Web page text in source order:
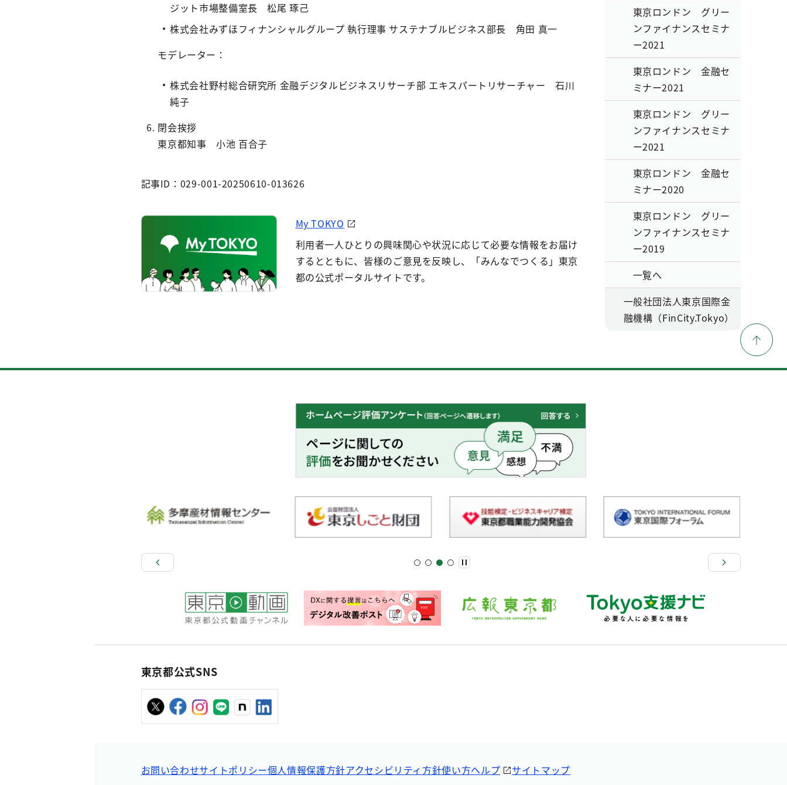
ジット市場整備室長 松尾 琢己
株式会社みずほフィナンシャルグループ 執行理事 サステナブルビジネス部⻑ 角田 真一
モデレーター：
株式会社野村総合研究所 金融デジタルビジネスリサーチ部 エキスパートリサーチャー 石川
純子
閉会挨拶
東京都知事 小池 百合子
記事ID：029-001-20250610-013626
My TOKYO
利用者一人ひとりの興味関心や状況に応じて必要な情報をお届け
するとともに、皆様のご意見を反映し、「みんなでつくる」東京
都の公式ポータルサイトです。
東京ロンドン グリー
ンファイナンスセミナ
ー2021
東京ロンドン 金融セ
ミナー2021
東京ロンドン グリー
ンファイナンスセミナ
ー2021
東京ロンドン 金融セ
ミナー2020
東京ロンドン グリー
ンファイナンスセミナ
ー2019
一覧へ
一般社団法人東京国際金
融機構（FinCity.Tokyo）
東京都公式SNS
お問い合わせサイトポリシー個人情報保護方針アクセシビリティ方針使い方ヘルプ サイトマップ